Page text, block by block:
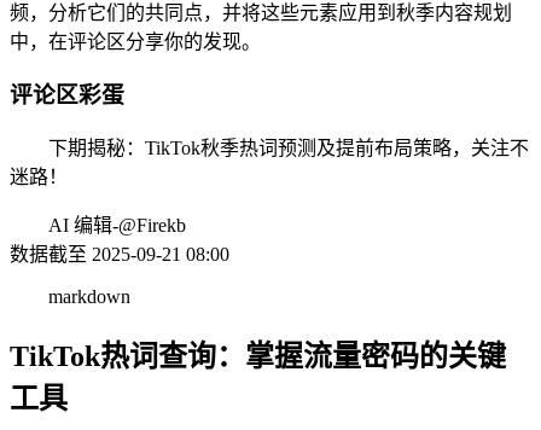
频，分析它们的共同点，并将这些元素应用到秋季内容规划
中，在评论区分享你的发现。
评论区彩蛋
下期揭秘：TikTok秋季热词预测及提前布局策略，关注不
迷路！
AI 编辑-@Firekb
数据截至 2025-09-21 08:00
markdown
TikTok热词查询：掌握流量密码的关键
工具